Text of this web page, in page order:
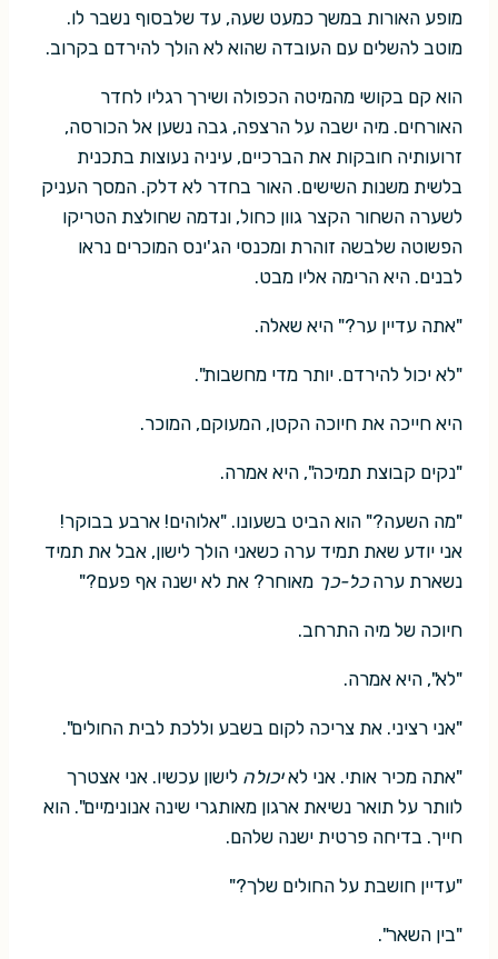
מופע האורות במשך כמעט שעה, עד שלבסוף נשבר לו.
מוטב להשלים עם העובדה שהוא לא הולך להירדם בקרוב.
הוא קם בקושי מהמיטה הכפולה ושירך רגליו לחדר
האורחים. מיה ישבה על הרצפה, גבה נשען אל הכורסה,
זרועותיה חובקות את הברכיים, עיניה נעוצות בתכנית
בלשית משנות השישים. האור בחדר לא דלק. המסך העניק
לשערה השחור הקצר גוון כחול, ונדמה שחולצת הטריקו
הפשוטה שלבשה זוהרת ומכנסי הג'ינס המוכרים נראו
לבנים. היא הרימה אליו מבט.
"אתה עדיין ער?" היא שאלה.
"לא יכול להירדם. יותר מדי מחשבות".
היא חייכה את חיוכה הקטן, המעוקם, המוכר.
"נקים קבוצת תמיכה", היא אמרה.
"מה השעה?" הוא הביט בשעונו. "אלוהים! ארבע בבוקר!
אני יודע שאת תמיד ערה כשאני הולך לישון, אבל את תמיד
נשארת ערהכל-כך מאוחר? את לא ישנה אף פעם?"
חיוכה של מיה התרחב.
"לא", היא אמרה.
"אני רציני. את צריכה לקום בשבע וללכת לבית החולים".
"אתה מכיר אותי. אני לאיכולה לישון עכשיו. אני אצטרך
לוותר על תואר נשיאת ארגון מאותגרי שינה אנונימיים". הוא
חייך. בדיחה פרטית ישנה שלהם.
"עדיין חושבת על החולים שלך?"
"בין השאר".